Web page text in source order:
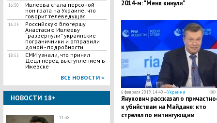
16:50
Ивлеева стала персоной
нон грата на Украине: что
говорит телеведущая
16:23
​Российскую блогершу
Анастасию Ивлееву
“развернули” украинские
пограничники и отправили
домой - подробности
18:55
СМИ узнали, что принял
Децл перед выступлением в
Ижевске
ВСЕ НОВОСТИ »
НОВОСТИ 18+
11:38
2014-м: "Меня кинули"
6 февраля 2019, 14:40 —Украина
​Янукович рассказал о
к убийствам на Майдане: кто
стрелял по митингующим